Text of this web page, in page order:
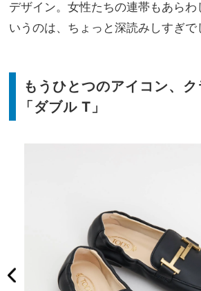
デザイン。女性たちの連帯もあら
いうのは、ちょっと深読みしすぎで
もうひとつのアイコン、
「ダブル T」